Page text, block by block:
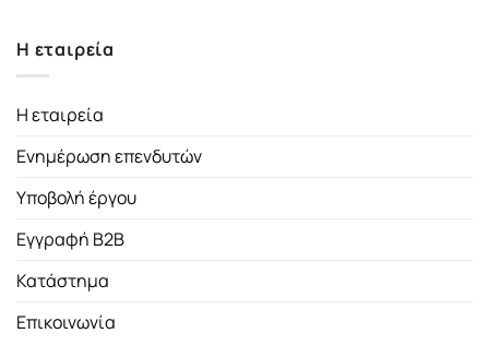
Η εταιρεία
Η εταιρεία
Ενημέρωση επενδυτών
Υποβολή έργου
Εγγραφή B2B
Κατάστημα
Επικοινωνία